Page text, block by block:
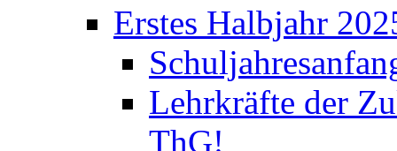
Erstes Halbjahr
Lehrkräfte der
ThG!